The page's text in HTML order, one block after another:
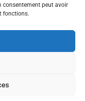
consentement peut avoir
fonctions.